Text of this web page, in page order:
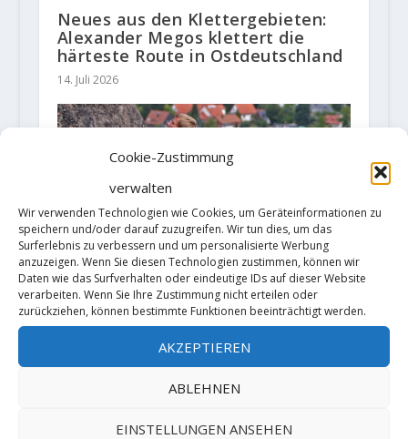
Cookie-Zustimmung
verwalten
Wir verwenden Technologien wie Cookies, um Geräteinformationen zu
speichern und/oder darauf zuzugreifen. Wir tun dies, um das
Surferlebnis zu verbessern und um personalisierte Werbung
anzuzeigen. Wenn Sie diesen Technologien zustimmen, können wir
Daten wie das Surfverhalten oder eindeutige IDs auf dieser Website
verarbeiten. Wenn Sie Ihre Zustimmung nicht erteilen oder
zurückziehen, können bestimmte Funktionen beeinträchtigt werden.
AKZEPTIEREN
ABLEHNEN
EINSTELLUNGEN ANSEHEN
Neues aus den Klettergebieten:
Alexander Megos klettert die
härteste Route in Ostdeutschland
14. Juli 2026
Der neue Kletterführer für das
Zittauer Gebirge ist da
7. Juni 2021